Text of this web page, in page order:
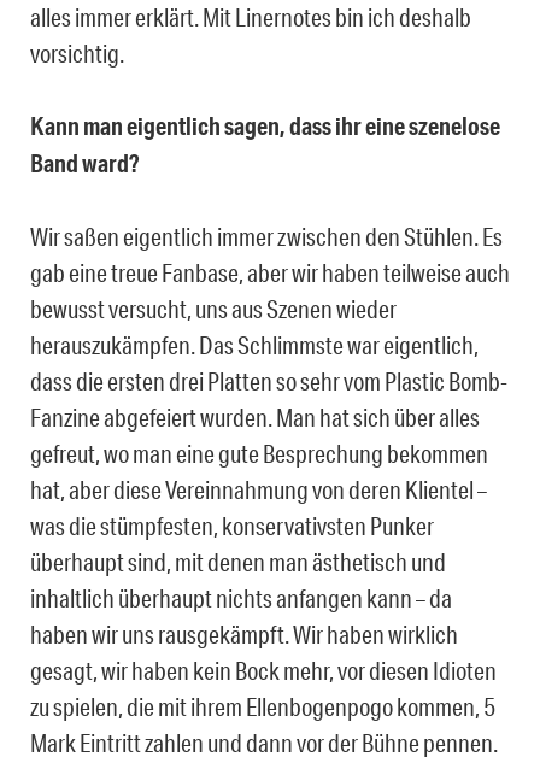
alles immer erklärt. Mit Linernotes bin ich deshalb
vorsichtig.
Kann man eigentlich sagen, dass ihr eine szenelose
Band ward?
Wir saßen eigentlich immer zwischen den Stühlen. Es
gab eine treue Fanbase, aber wir haben teilweise auch
bewusst versucht, uns aus Szenen wieder
herauszukämpfen. Das Schlimmste war eigentlich,
dass die ersten drei Platten so sehr vom Plastic Bomb-
Fanzine abgefeiert wurden. Man hat sich über alles
gefreut, wo man eine gute Besprechung bekommen
hat, aber diese Vereinnahmung von deren Klientel –
was die stümpfesten, konservativsten Punker
überhaupt sind, mit denen man ästhetisch und
inhaltlich überhaupt nichts anfangen kann – da
haben wir uns rausgekämpft. Wir haben wirklich
gesagt, wir haben kein Bock mehr, vor diesen Idioten
zu spielen, die mit ihrem Ellenbogenpogo kommen, 5
Mark Eintritt zahlen und dann vor der Bühne pennen.